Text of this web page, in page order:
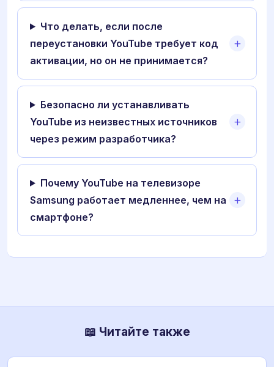
Что делать, если после
переустановки YouTube требует код
активации, но он не принимается?
Безопасно ли устанавливать
YouTube из неизвестных источников
через режим разработчика?
Почему YouTube на телевизоре
Samsung работает медленнее, чем на
смартфоне?
📖 Читайте также